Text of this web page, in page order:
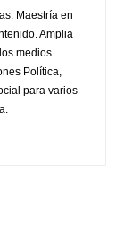
Maestría en
Amplia
medios
Política,
para varios